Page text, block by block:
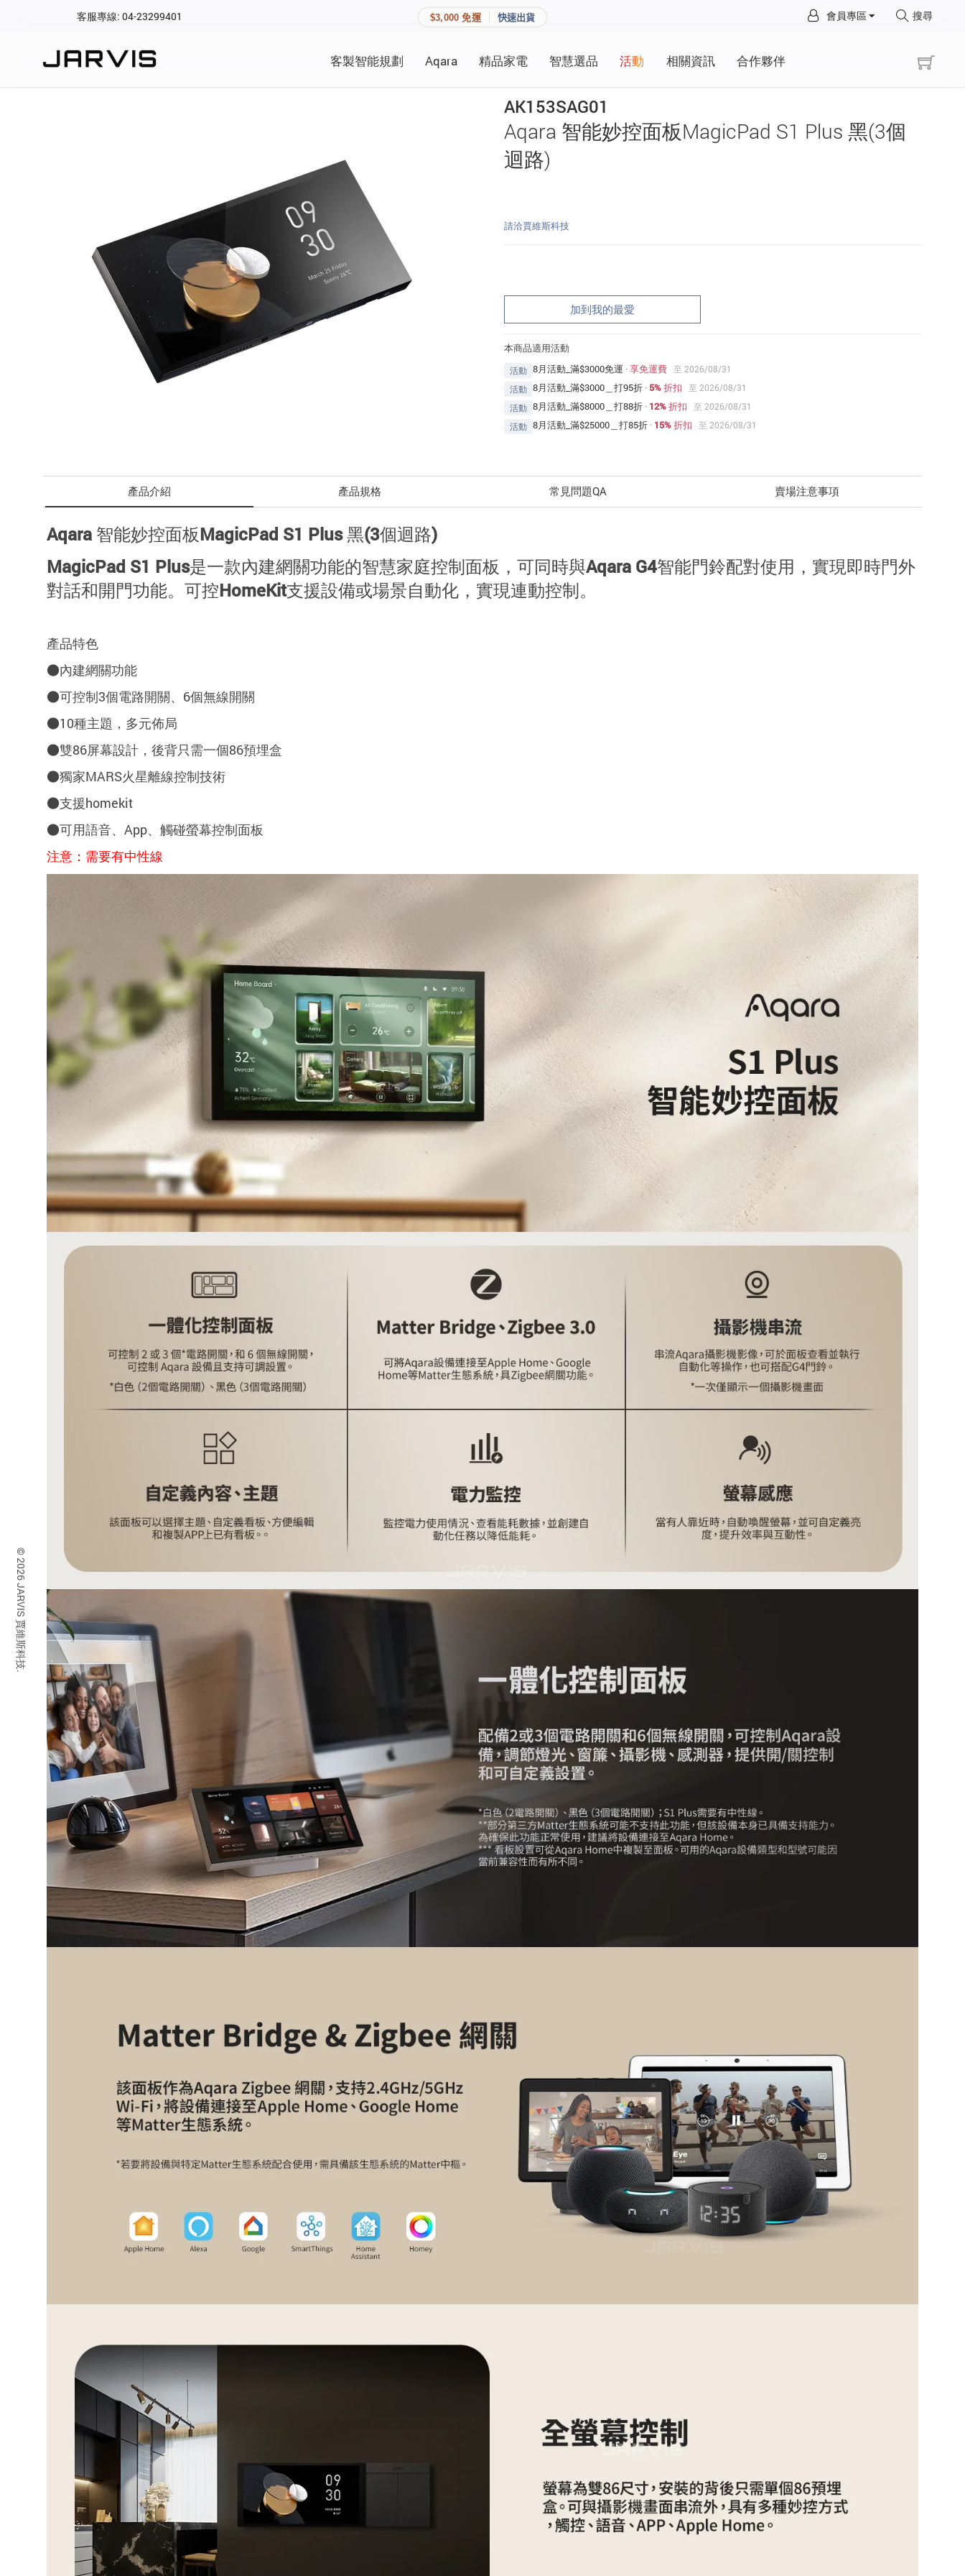
客服專線: 04-23299401 $3,000 免運 快速出貨 會員專區 搜尋
客製智能規劃 Aqara 精品家電 智慧選品 活動 相關資訊 合作夥伴
AK153SAG01
Aqara 智能妙控面板MagicPad S1 Plus 黑(3個
迴路)
請洽賈維斯科技
加到我的最愛
本商品適用活動
活動 8月活動_滿$3000免運 ·享免運費
至 2026/08/31
活動 8月活動_滿$3000＿打95折 · 5% 折扣
至 2026/08/31
活動 8月活動_滿$8000＿打88折 · 12% 折扣
至 2026/08/31
活動 8月活動_滿$25000＿打85折 · 15% 折扣 至 2026/08/31
產品介紹 產品規格 常見問題QA 賣場注意事項
Aqara 智能妙控面板MagicPad S1 Plus 黑(3個迴路)
MagicPad S1 Plus是一款內建網關功能的智慧家庭控制面板，可同時與Aqara G4智能門鈴配對使用，實現即時門外
對話和開門功能。 可控HomeKit支援設備或場景自動化，實現連動控制。
產品特色
●內建網關功能
●可控制3個電路開關、6個無線開關
●10種主題，多元佈局
●雙86屏幕設計，後背只需一個86預埋盒
●獨家MARS火星離線控制技術
●支援homekit
●可用語音、App、觸碰螢幕控制面板
注意：需要有中性線
© 2026 JARVIS 賈維斯科技.
×
Matter 智慧家庭
精品家電
建立新帳號
會員資料管理